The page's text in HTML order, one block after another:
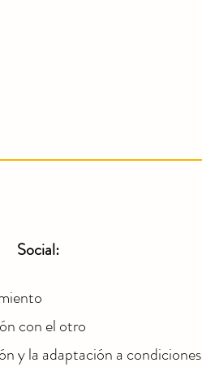
Social:
con el otro
y la adaptación a condiciones